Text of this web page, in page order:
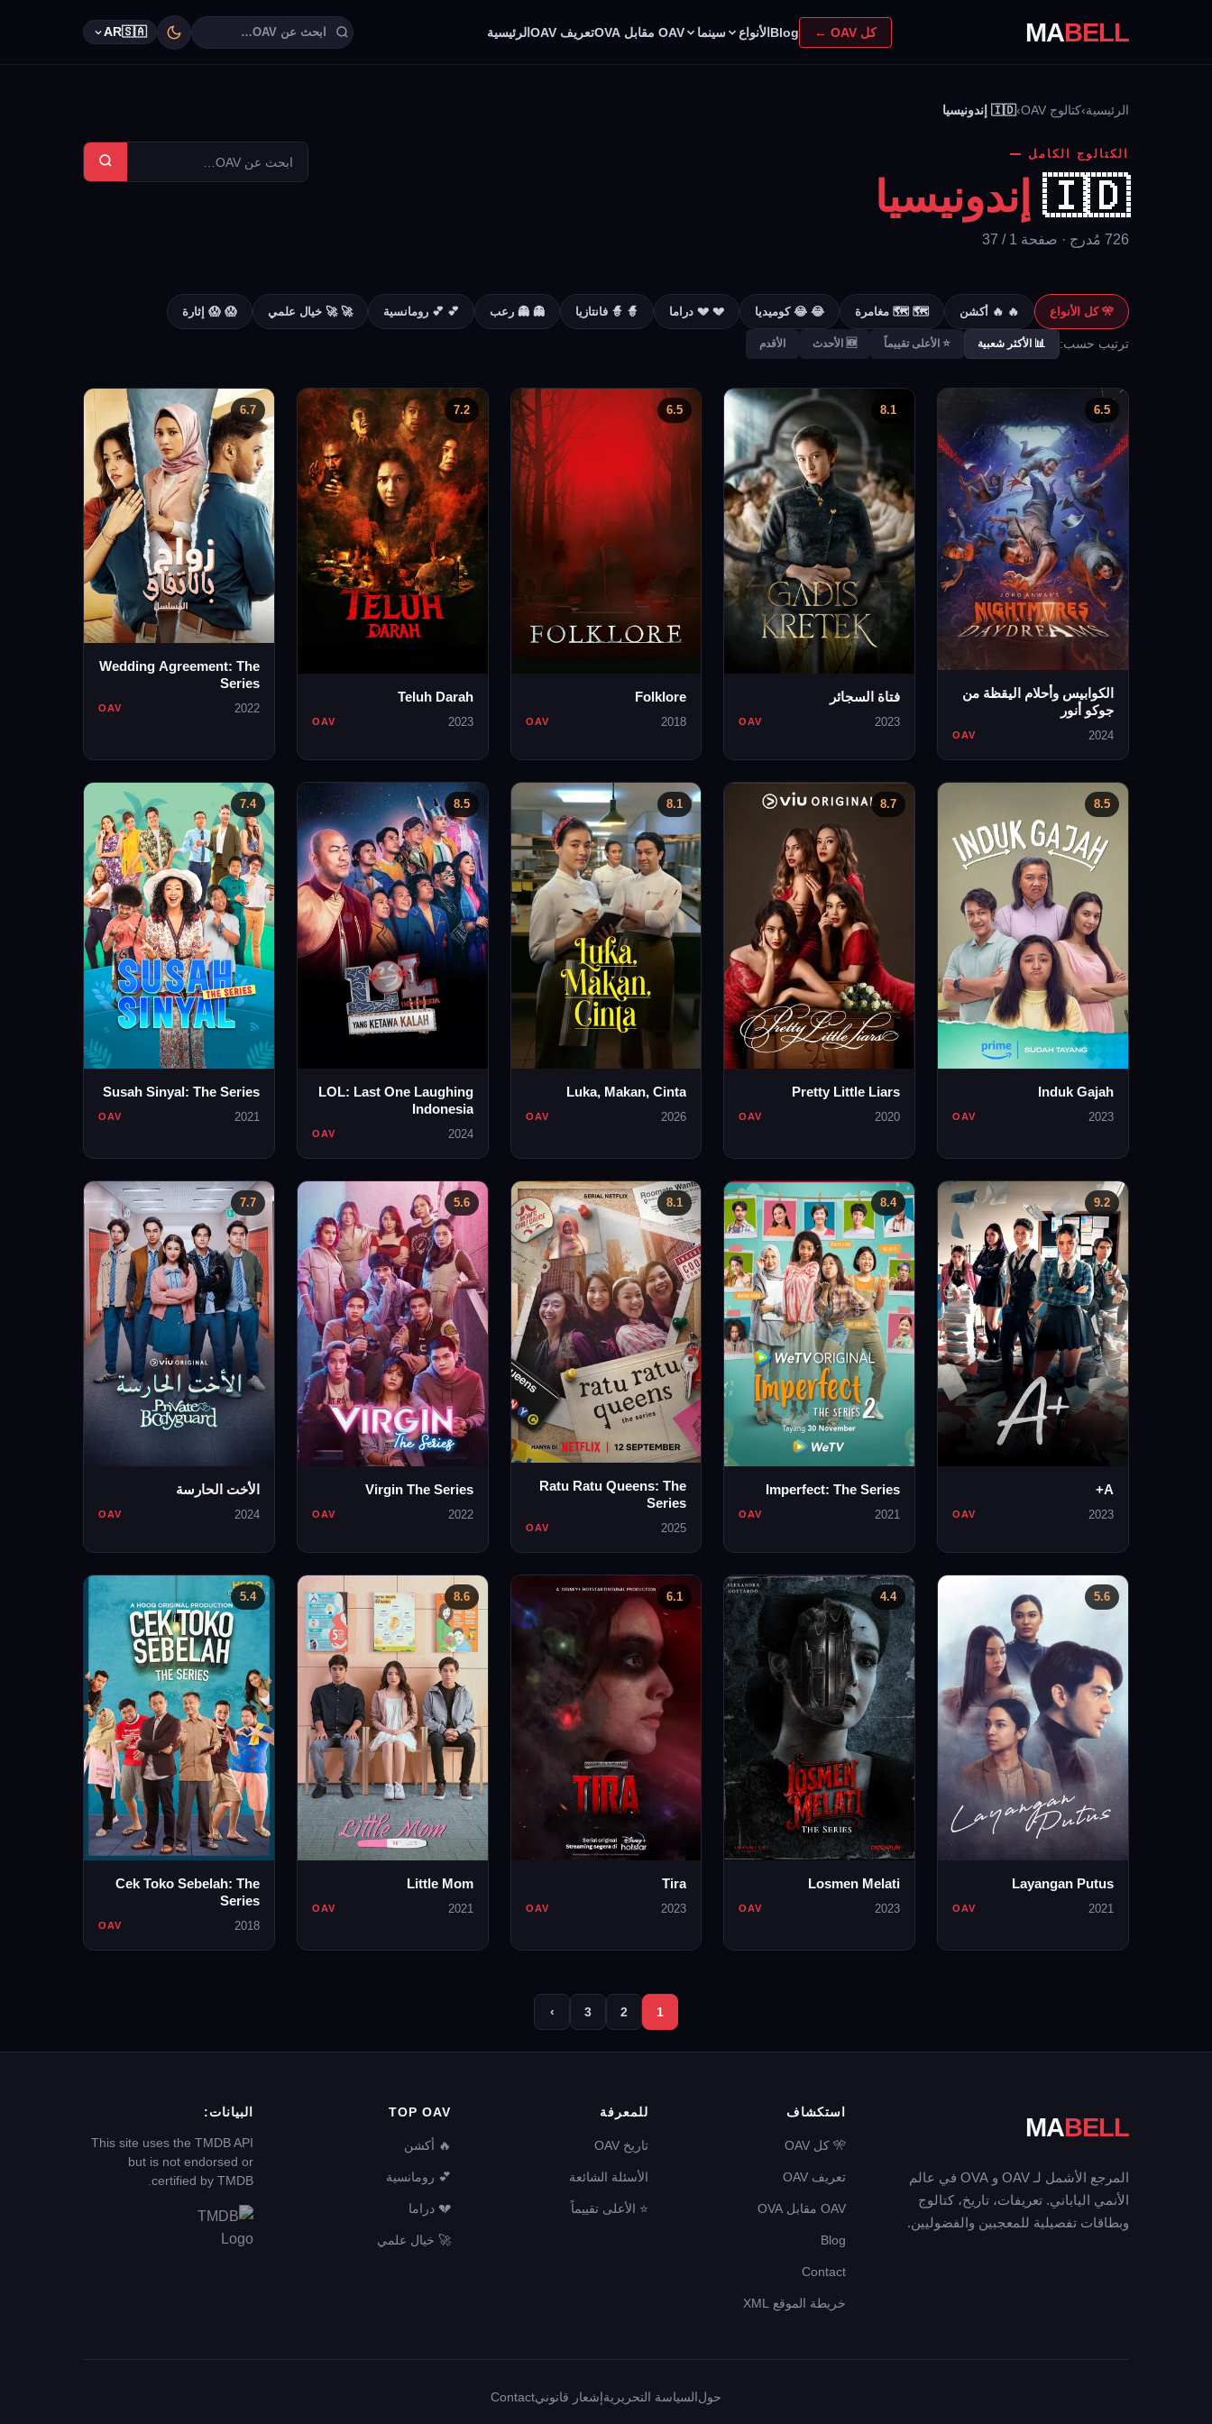
MABELL الرئيسية تعريف OAV OAV مقابل OVA سينما الأنواعBlog كل OAV ← 🇸🇦
AR
الرئيسية›كتالوج OAV ›🇮🇩 إندونيسيا
الكتالوج الكامل
🇮🇩 إندونيسيا
726 مُدرج · صفحة 1 / 37
🎌 كل الأنواع 🔥 🔥 أكشن 🗺️ 🗺️ مغامرة 😂 😂 كوميديا 💔 💔 دراما 🧙 🧙 فانتازيا 👻 👻 رعب 💕 💕 رومانسية 🚀 🚀 خيال علمي 😱 😱 إثارة
ترتيب حسب: 📊 الأكثر شعبية ⭐ الأعلى تقييماً 🆕 الأحدث الأقدم
6.5
الكوابيس وأحلام اليقظة من
جوكو أنور
2024
OAV
8.1
فتاة السجائر
2023
OAV
6.5
Folklore
2018
OAV
7.2
Teluh Darah
2023
OAV
6.7
Wedding Agreement: The
Series
2022
OAV
8.5
Induk Gajah
2023
OAV
8.7
Pretty Little Liars
2020
OAV
8.1
Luka, Makan, Cinta
2026
OAV
8.5
LOL: Last One Laughing
Indonesia
2024
OAV
7.4
Susah Sinyal: The Series
2021
OAV
9.2
A+
2023
OAV
8.4
Imperfect: The Series
2021
OAV
8.1
Ratu Ratu Queens: The
Series
2025
OAV
5.6
Virgin The Series
2022
OAV
7.7
الأخت الحارسة
2024
OAV
5.6
Layangan Putus
2021
OAV
4.4
Losmen Melati
2023
OAV
6.1
Tira
2023
OAV
8.6
Little Mom
2021
OAV
5.4
Cek Toko Sebelah: The
Series
2018
OAV
1
2
3
›
MABELL
المرجع الأشمل لـ OAV و OVA في عالم
الأنمي الياباني. تعريفات، تاريخ، كتالوج
وبطاقات تفصيلية للمعجبين والفضوليين.
استكشاف
🎌 كل OAV
تعريف OAV
OAV مقابل OVA
Blog
Contact
خريطة الموقع XML
للمعرفة
تاريخ OAV
الأسئلة الشائعة
⭐ الأعلى تقييماً
TOP OAV
🔥 أكشن
💕 رومانسية
💔 دراما
🚀 خيال علمي
البيانات:
This site uses the TMDB API
but is not endorsed or
certified by TMDB.
حولالسياسة التحريريةإشعار قانونيContact